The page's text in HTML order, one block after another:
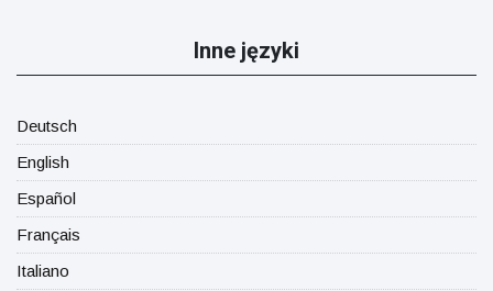
Inne języki
Deutsch
English
Español
Français
Italiano